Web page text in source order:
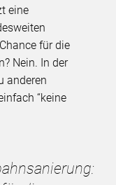
eine
für die
Nein. In der
anderen
“keine